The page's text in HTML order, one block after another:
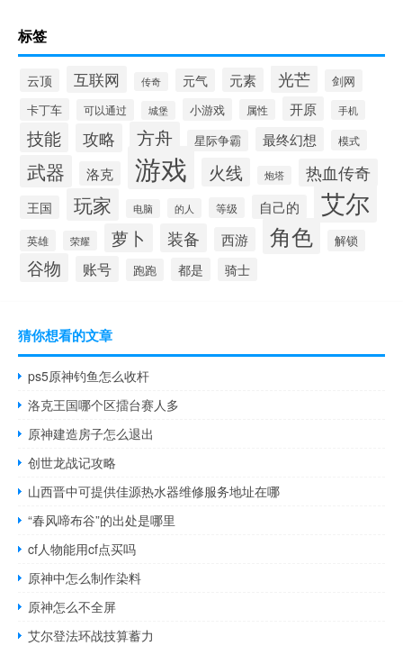
标签
云顶 互联网 传奇 元气 元素 光芒
剑网
卡丁车
可以通过 城堡 小游戏 属性 开原 手机
技能 攻略 方舟 星际争霸 最终幻想 模式
武器 洛克 游戏 火线 炮塔 热血传奇
王国 玩家 电脑 的人 等级 自己的 艾尔
英雄 荣耀 萝卜 装备 西游 角色 解锁
谷物 账号 跑跑 都是 骑士
猜你想看的文章
ps5原神钓鱼怎么收杆
洛克王国哪个区擂台赛人多
原神建造房子怎么退出
创世龙战记攻略
山西晋中可提供佳源热水器维修服务地址在哪
“春风啼布谷”的出处是哪里
cf人物能用cf点买吗
原神中怎么制作染料
原神怎么不全屏
艾尔登法环战技算蓄力